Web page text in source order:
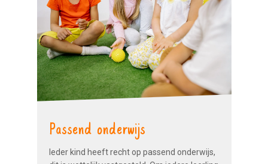
Passend onderwijs
Ieder kind heeft recht op passend onderwijs,